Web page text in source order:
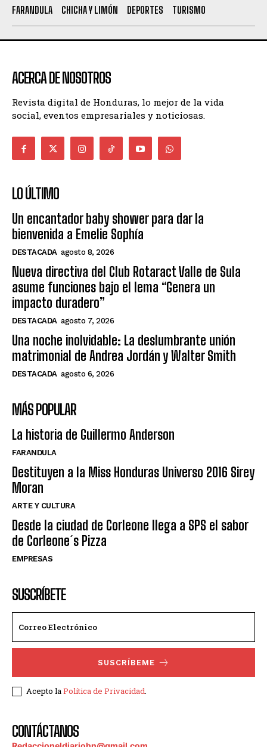
FARANDULA
CHICHA Y LIMÓN DEPORTES TURISMO
ACERCA DE NOSOTROS
Revista digital de Honduras, lo mejor de la vida
social, eventos empresariales y noticiosas.
LO ÚLTIMO
Un encantador baby shower para dar la
bienvenida a Emelie Sophía
DESTACADA agosto 8, 2026
Nueva directiva del Club Rotaract Valle de Sula
asume funciones bajo el lema “Genera un
impacto duradero”
DESTACADA agosto 7, 2026
Una noche inolvidable: La deslumbrante unión
matrimonial de Andrea Jordán y Walter Smith
DESTACADA agosto 6, 2026
MÁS POPULAR
La historia de Guillermo Anderson
FARANDULA
Destituyen a la Miss Honduras Universo 2016 Sirey
Moran
ARTE Y CULTURA
Desde la ciudad de Corleone llega a SPS el sabor
de Corleone´s Pizza
EMPRESAS
SUSCRÍBETE
SUSCRÍBEME
Acepto laPolítica de Privacidad.
CONTÁCTANOS